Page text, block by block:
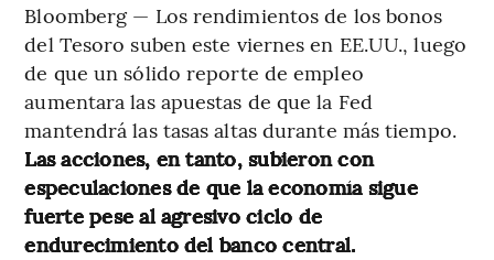
Bloomberg — Los rendimientos de los bonos
del Tesoro suben este viernes en EE.UU., luego
de que un sólido reporte de empleo
aumentara las apuestas de que la Fed
mantendrá las tasas altas durante más tiempo.
Las acciones, en tanto, subieron con
especulaciones de que la economía sigue
fuerte pese al agresivo ciclo de
endurecimiento del banco central.